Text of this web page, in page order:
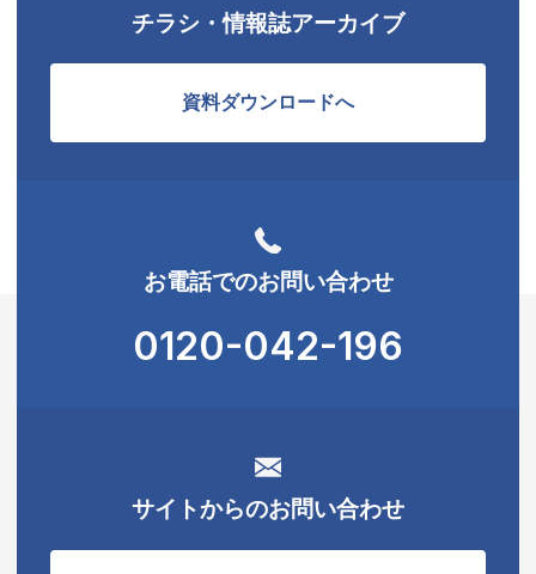
チラシ・情報誌アーカイブ
資料ダウンロードへ
お電話でのお問い合わせ
0120-042-196
サイトからのお問い合わせ